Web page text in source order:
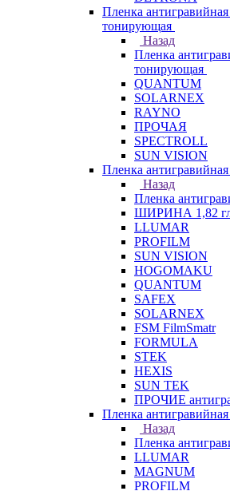
Пленка
тонирующая
Назад
Пленка
тонирующая
QUANTUM
SOLARNEX
RAYNO
ПРОЧАЯ
SPECTROLL
SUN VISION
Пленка
Назад
Пленка
ШИРИНА 1,82
LLUMAR
PROFILM
SUN VISION
HOGOMAKU
QUANTUM
SAFEX
SOLARNEX
FSM FilmSmatr
FORMULA
STEK
HEXIS
SUN TEK
ПРОЧИЕ
Пленка
Назад
Пленка
LLUMAR
MAGNUM
PROFILM